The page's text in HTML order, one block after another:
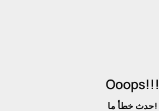
Ooops!!!
حدث خطأ ما!